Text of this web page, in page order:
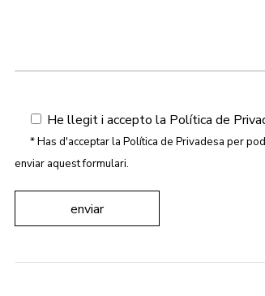
He llegit i accepto la Política de
* Has d'acceptar la Política de Privadesa per
enviar aquest formulari.
enviar